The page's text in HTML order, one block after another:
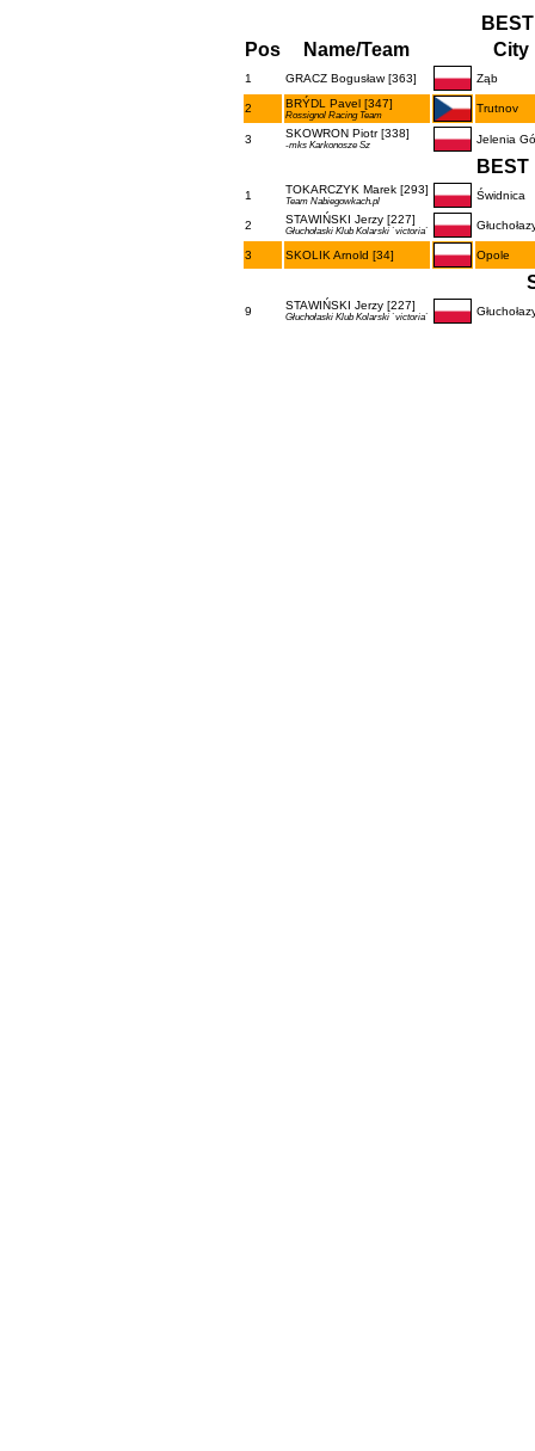
Pos
Name/Team City
1 GRACZ Bogusław [363] Ząb
2 BRÝDL Pavel [347]
Rossignol Racing Team
Trutnov
3 SKOWRON Piotr [338]
-mks Karkonosze Sz Jelenia
BEST
1 TOKARCZYK Marek [293]
Team Nabiegowkach.pl Świdnica
2 STAWIŃSKI Jerzy [227]
Głuchołaski Klub Kolarski `victoria`
3 SKOLIK Arnold [34] Opole
9 STAWIŃSKI Jerzy [227]
Głuchołaski Klub Kolarski `victoria`